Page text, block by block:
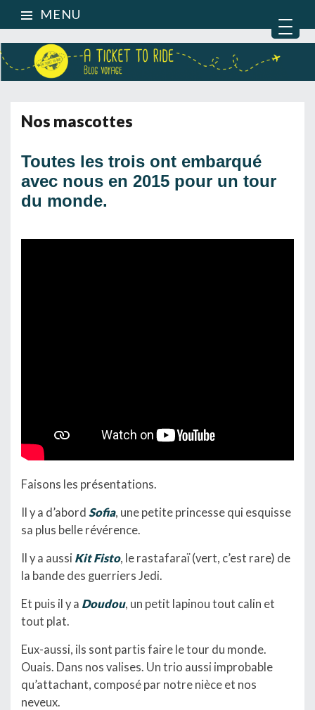
MENU
Nos mascottes
Toutes les trois ont embarqué
avec nous en 2015 pour un tour
du monde.
Faisons les présentations.
Il y a d’abord Sofia, une petite princesse qui esquisse
sa plus belle révérence.
Il y a aussi Kit Fisto, le rastafaraï (vert, c’est rare) de
la bande des guerriers Jedi.
Et puis il y a Doudou, un petit lapinou tout calin et
tout plat.
Eux-aussi, ils sont partis faire le tour du monde.
Ouais. Dans nos valises. Un trio aussi improbable
qu’attachant, composé par notre nièce et nos
neveux.